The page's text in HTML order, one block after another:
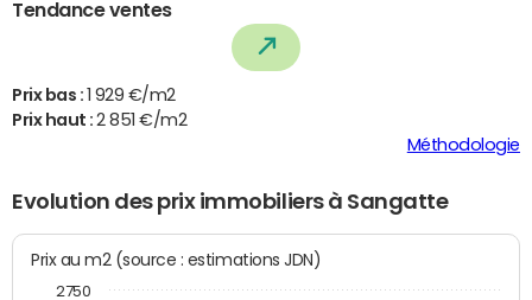
Tendance ventes
Prix bas :
1 929 €/m2
Prix haut :2 851 €/m2
Méthodologie
Evolution des prix immobiliers à Sangatte
Prix au m2 (source : estimations JDN)
2750